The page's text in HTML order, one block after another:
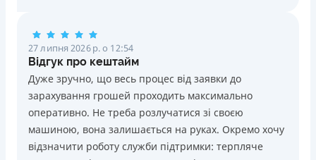
27 липня 2026 р. о 12:54
Відгук про кештайм
Дуже зручно, що весь процес від заявки до
зарахування грошей проходить максимально
оперативно. Не треба розлучатися зі своєю
машиною, вона залишається на руках. Окремо хочу
відзначити роботу служби підтримки: терпляче